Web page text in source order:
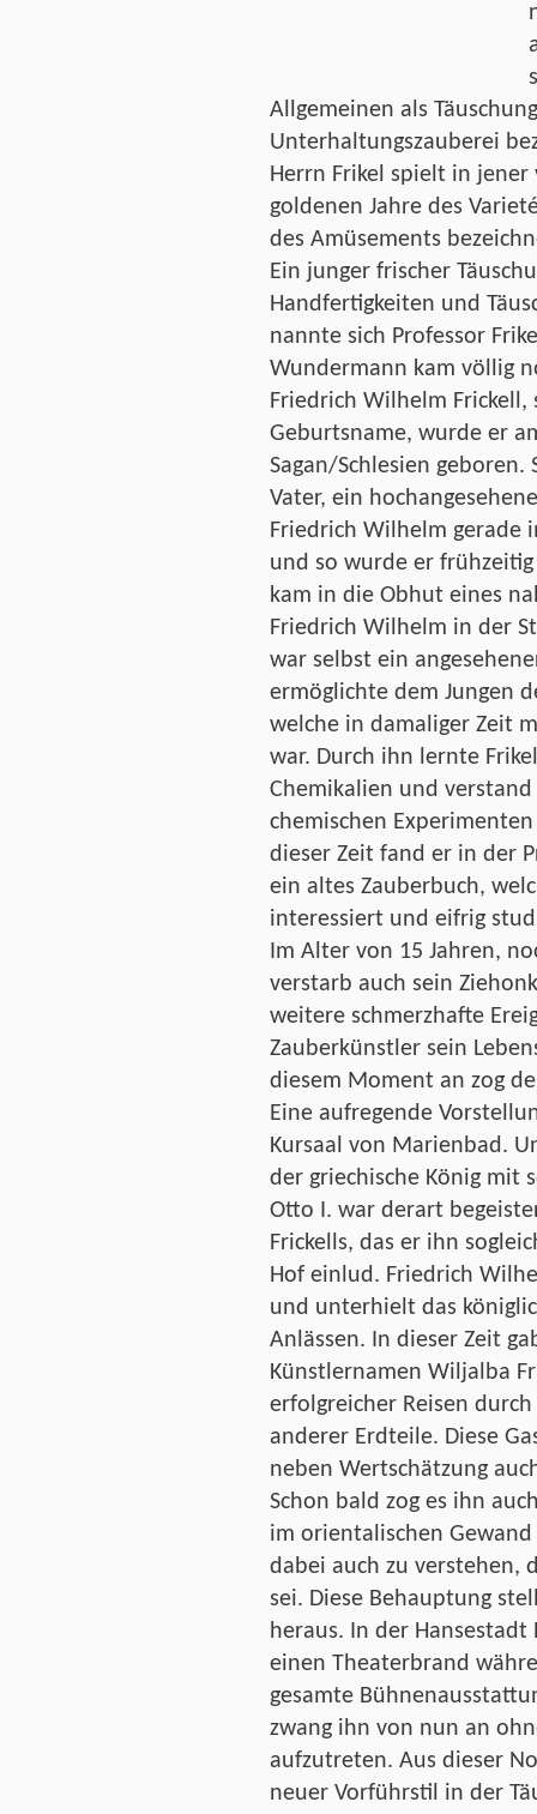
Allgemeinen als
Unterhaltungszauberei
Herrn Frikel spielt in jener
goldenen Jahre des
des Amüsements
Ein junger frischer
Handfertigkeiten und
nannte sich Professor
Wundermann kam völlig
Friedrich Wilhelm
Geburtsname, wurde er
Sagan/Schlesien
Vater, ein
Friedrich Wilhelm gerade
und so wurde er
kam in die Obhut eines
Friedrich Wilhelm in der
war selbst ein
ermöglichte dem Jungen
welche in damaliger Zeit
war. Durch ihn lernte
Chemikalien und
chemischen
dieser Zeit fand er in der
ein altes Zauberbuch,
interessiert und eifrig
Im Alter von 15 Jahren,
verstarb auch sein
weitere schmerzhafte
Zauberkünstler sein
diesem Moment an zog
Eine aufregende
Kursaal von Marienbad.
der griechische König mit
Otto I. war derart
Frickells, das er ihn
Hof einlud. Friedrich
und unterhielt das
Anlässen. In dieser Zeit
Künstlernamen Wiljalba
erfolgreicher Reisen
anderer Erdteile. Diese
neben Wertschätzung
Schon bald zog es ihn
im orientalischen
dabei auch zu verstehen,
sei. Diese Behauptung
heraus. In der
einen Theaterbrand
gesamte
zwang ihn von nun an
aufzutreten. Aus dieser
neuer Vorführstil in der